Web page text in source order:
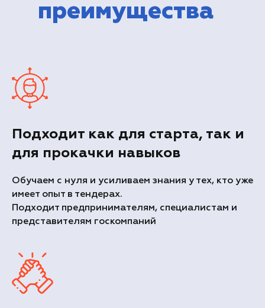
преимущества
Подходит как для старта, так и
для прокачки навыков
Обучаем с нуля и усиливаем знания у тех, кто уже
имеет опыт в тендерах.
Подходит предпринимателям, специалистам и
представителям госкомпаний